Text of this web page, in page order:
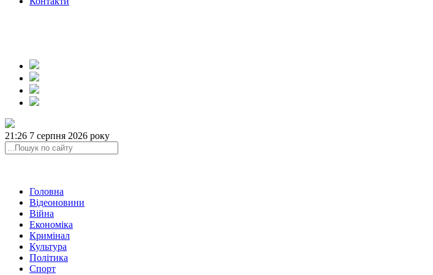
21:26 7 серпня 2026 року
Головна
Відеоновини
Війна
Економіка
Кримінал
Культура
Політика
Спорт